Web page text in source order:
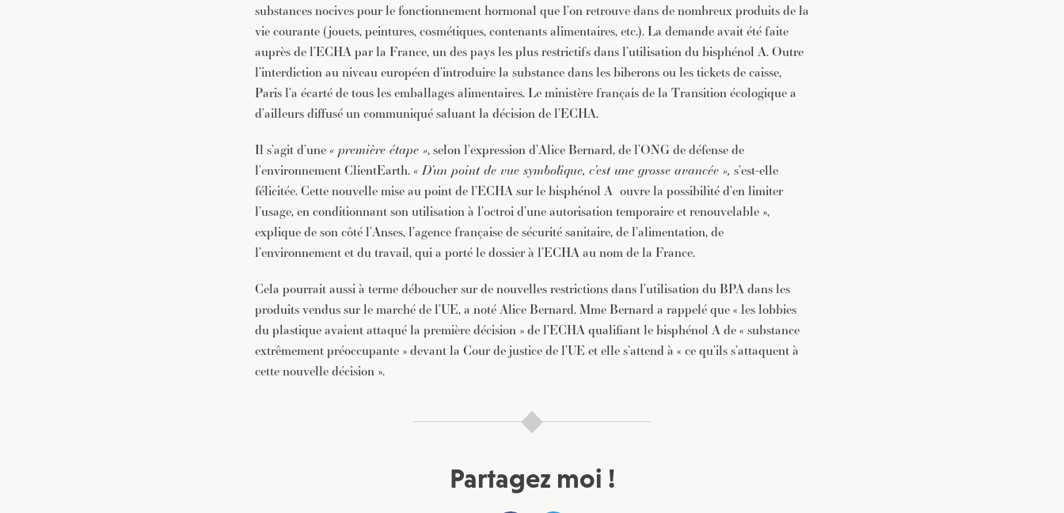
substances nocives pour le fonctionnement hormonal que l’on retrouve dans de nombreux produits de la
vie courante (jouets, peintures, cosmétiques, contenants alimentaires, etc.). La demande avait été faite
auprès de l’ECHA par la France, un des pays les plus restrictifs dans l’utilisation du bisphénol A. Outre
l’interdiction au niveau européen d’introduire la substance dans les biberons ou les tickets de caisse,
Paris l’a écarté de tous les emballages alimentaires. Le ministère français de la Transition écologique a
d’ailleurs diffusé un communiqué saluant la décision de l’ECHA.
Il s’agit d’une « première étape », selon l’expression d’Alice Bernard, de l’ONG de défense de
l’environnement ClientEarth. « D’un point de vue symbolique, c’est une grosse avancée », s’est-elle
félicitée. Cette nouvelle mise au point de l’ECHA sur le bisphénol A ouvre la possibilité d’en limiter
l’usage, en conditionnant son utilisation à l’octroi d’une autorisation temporaire et renouvelable »,
explique de son côté l’Anses, l’agence française de sécurité sanitaire, de l’alimentation, de
l’environnement et du travail, qui a porté le dossier à l’ECHA au nom de la France.
Cela pourrait aussi à terme déboucher sur de nouvelles restrictions dans l’utilisation du BPA dans les
produits vendus sur le marché de l’UE, a noté Alice Bernard. Mme Bernard a rappelé que « les lobbies
du plastique avaient attaqué la première décision » de l’ECHA qualifiant le bisphénol A de « substance
extrêmement préoccupante » devant la Cour de justice de l’UE et elle s’attend à « ce qu’ils s’attaquent à
cette nouvelle décision ».
Partagez moi !